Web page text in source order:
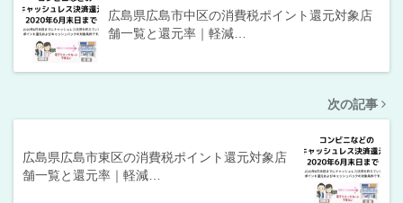
広島県広島市中区の消費税ポイント還元対象店
舗一覧と還元率｜軽減…
次の記事
広島県広島市東区の消費税ポイント還元対象店
舗一覧と還元率｜軽減…